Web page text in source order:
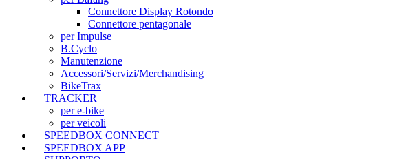
Connettore Display Rotondo
Connettore pentagonale
per Impulse
B.Cyclo
Manutenzione
Accessori/Servizi/Merchandising
BikeTrax
TRACKER
per e-bike
per veicoli
SPEEDBOX CONNECT
SPEEDBOX APP